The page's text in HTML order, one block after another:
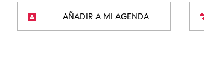
AÑADIR A MI AGENDA